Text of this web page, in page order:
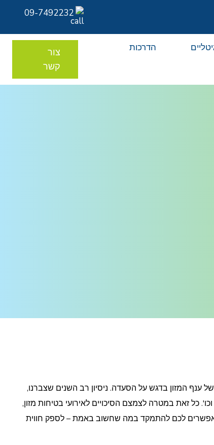
09-7492232
הדרכות
צור
קשר
ענף המזון בדגש על הסעדה. ניסיון רב השנים שצברנו,
כל זאת במטרה לצמצם הסיכויים לאירועי בטיחות מזון,
ומאפשרים לכם להתמקד במה שחשוב באמת – לספק חווית